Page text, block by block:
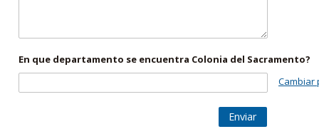
En que departamento se encuentra Colonia del Sacramento?
Cambiar
Enviar